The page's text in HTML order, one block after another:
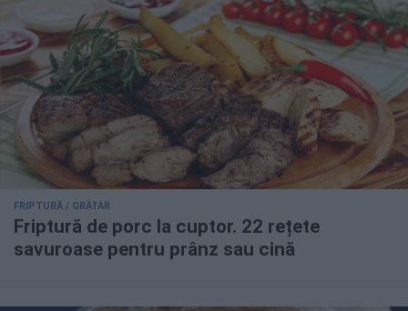
FRIPTURĂ / GRĂTAR
Friptură de porc la cuptor. 22 rețete
savuroase pentru prânz sau cină